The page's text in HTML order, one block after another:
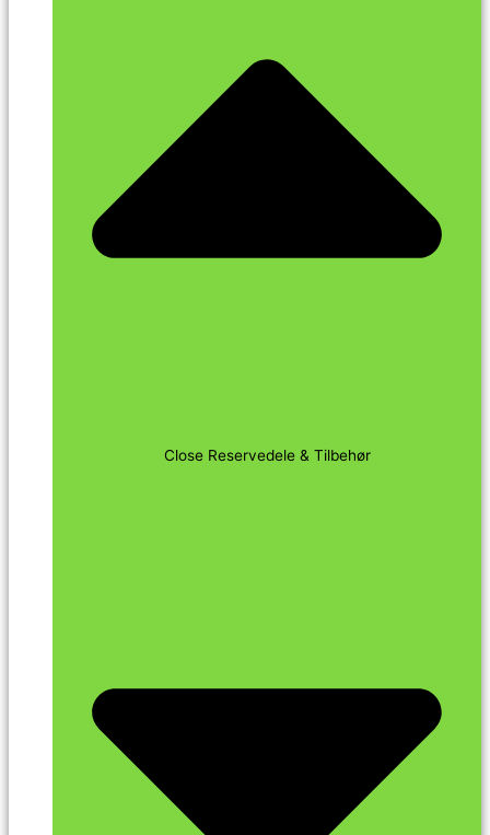
Close Reservedele & Tilbehør